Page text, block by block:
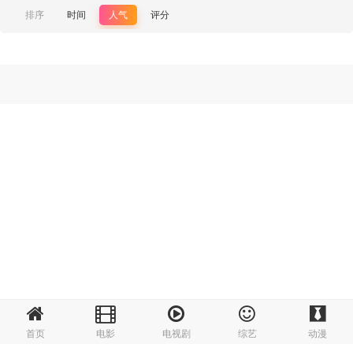
首页 电影 电视剧 综艺 动漫
排序 时间 人气 评分